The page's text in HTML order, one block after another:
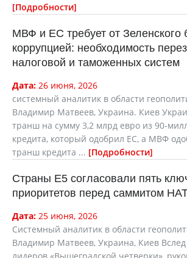
Подробности
МВФ и ЕС требует от Зеленского
коррупцией: необходимость
налоговой и таможенных систем
Дата: 26 июня, 2026
cистемный аналитик в области
Владимир Матвеев, Украина. Киев
транш на сумму 3,2 млрд евро из 90-
кредита, который одобрил ЕС, а МВФ
транш кредита ... Подробности
Страны Е5 согласовали пять
приоритетов перед саммитом
Дата: 25 июня, 2026
Системный аналитик в области
Владимир Матвеев, Украина, Киев Вслед